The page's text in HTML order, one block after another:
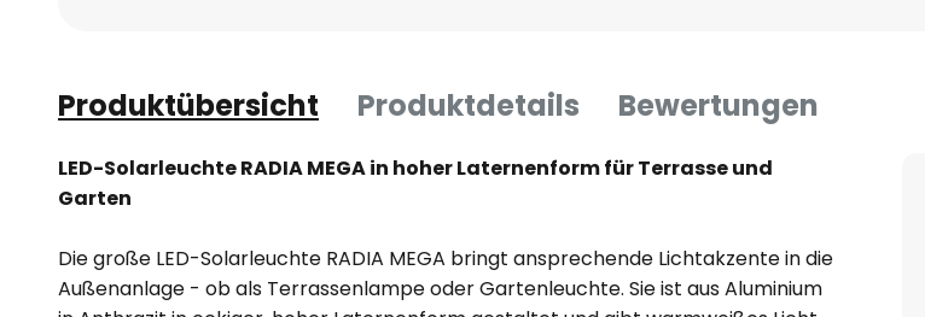
Produktübersicht Produktdetails Bewertungen
LED-Solarleuchte RADIA MEGA in hoher Laternenform für Terrasse und
Garten
Die große LED-Solarleuchte RADIA MEGA bringt ansprechende Lichtakzente in die
Außenanlage - ob als Terrassenlampe oder Gartenleuchte. Sie ist aus Aluminium